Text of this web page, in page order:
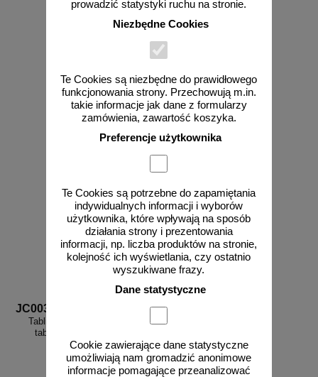
prowadzić statystyki ruchu na stronie.
Niezbędne Cookies
Te Cookies są niezbędne do prawidłowego
funkcjonowania strony. Przechowują m.in.
takie informacje jak dane z formularzy
zamówienia, zawartość koszyka.
Preferencje użytkownika
Te Cookies są potrzebne do zapamiętania
indywidualnych informacji i wyborów
użytkownika, które wpływają na sposób
działania strony i prezentowania
informacji, np. liczba produktów na stronie,
kolejność ich wyświetlania, czy ostatnio
wyszukiwane frazy.
Dane statystyczne
Cookie zawierające dane statystyczne
umożliwiają nam gromadzić anonimowe
informacje pomagające przeanalizować
JC007
od 10,84 zł
8,81 zł netto
do koszyka
gazowa - JC011
od 10,84 zł
8,81 zł netto
do koszyka
JC003
Tablica sączka węchowego -
tabliczka gazowa - JC003